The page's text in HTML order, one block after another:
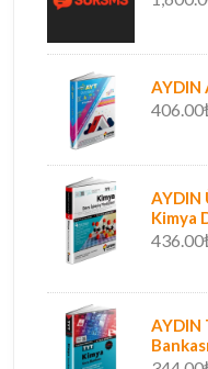
AYDIN
AYDIN
Kimya
AYDIN
Bankası